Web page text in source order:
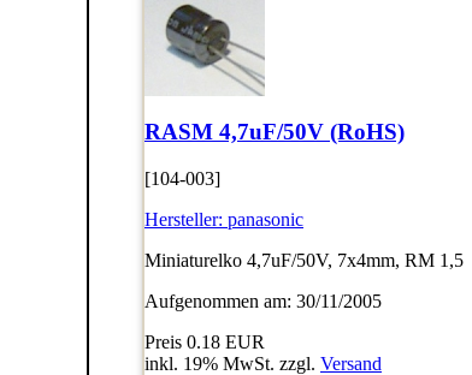
RASM 4,7uF/50V (RoHS)
[104-003]
Hersteller: panasonic
Miniaturelko 4,7uF/50V, 7x4mm, RM 1,5
Aufgenommen am: 30/11/2005
Preis 0.18 EUR
inkl. 19% MwSt. zzgl. Versand